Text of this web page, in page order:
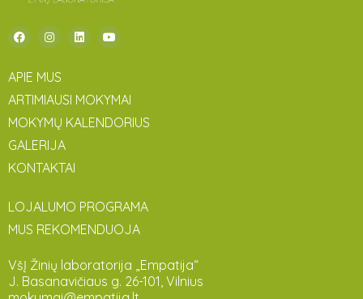
APIE MUS
ARTIMIAUSI MOKYMAI
MOKYMŲ KALENDORIUS
GALERIJA
KONTAKTAI
LOJALUMO PROGRAMA
MUS REKOMENDUOJA
VšĮ Žinių laboratorija „Empatija“
J. Basanavičiaus g. 26-101, Vilnius